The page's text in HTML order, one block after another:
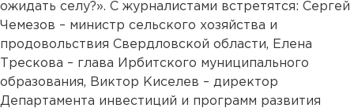
ожидать селу?». С журналистами встретятся: Сергей
Чемезов – министр сельского хозяйства и
продовольствия Свердловской области, Елена
Трескова – глава Ирбитского муниципального
образования, Виктор Киселев – директор
Департамента инвестиций и программ развития